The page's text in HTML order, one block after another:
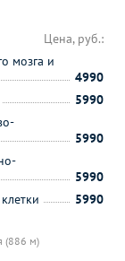
(886 м)
Цена, руб.:
мозга и
4990
5990
5990
5990
5990